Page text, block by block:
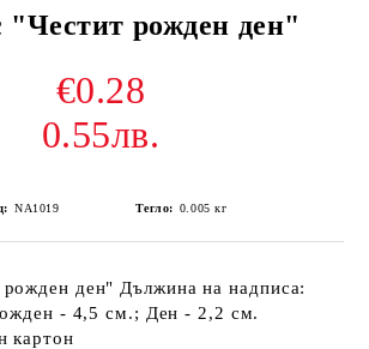
"Честит рожден ден"
€0.28
0.55лв.
NA1019 Тегло: 0.005 кг
ден" Дължина на надписа:
- 4,5 см.; Ден - 2,2 см.
картон